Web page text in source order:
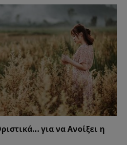
για να Ανοίξει η